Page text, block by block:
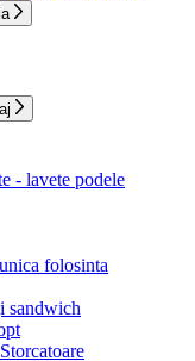
- lavete podele
folosinta
sandwich